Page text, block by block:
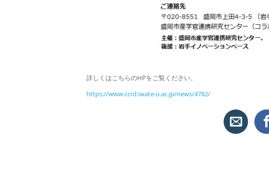
詳しくはこちらのHPをご覧ください。
https://www.ccrd.iwate-u.ac.jp/news/4782/